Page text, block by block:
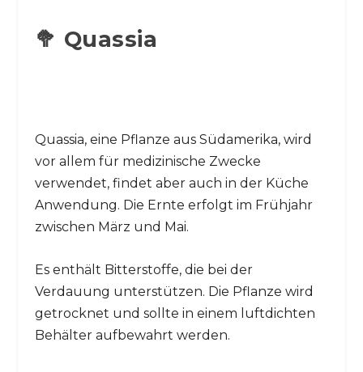
🥦 Quassia
Quassia, eine Pflanze aus Südamerika, wird
vor allem für medizinische Zwecke
verwendet, findet aber auch in der Küche
Anwendung. Die Ernte erfolgt im Frühjahr
zwischen März und Mai.
Es enthält Bitterstoffe, die bei der
Verdauung unterstützen. Die Pflanze wird
getrocknet und sollte in einem luftdichten
Behälter aufbewahrt werden.